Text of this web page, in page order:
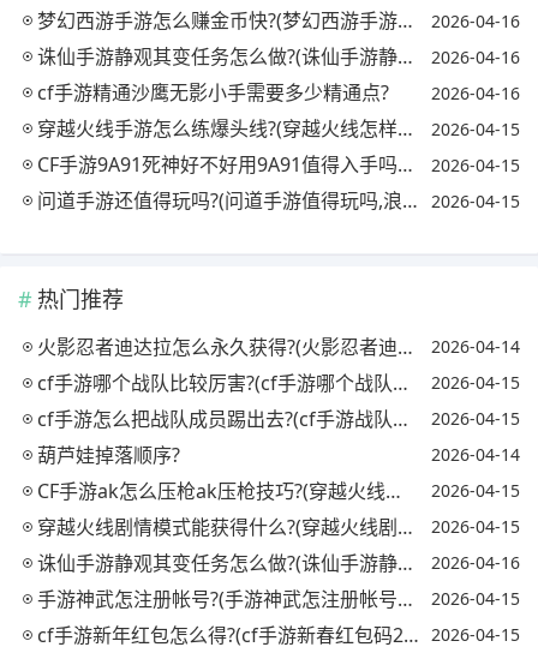
梦幻西游手游怎么赚金币快?(梦幻西游手游如何赚金币快点?) 2026-04-16
诛仙手游静观其变任务怎么做?(诛仙手游静观其变怎么完成) 2026-04-16
cf手游精通沙鹰无影小手需要多少精通点? 2026-04-16
穿越火线手游怎么练爆头线?(穿越火线怎样练爆头技巧) 2026-04-15
CF手游9A91死神好不好用9A91值得入手吗?(穿越火线9a91死神多少钱) 2026-04-15
问道手游还值得玩吗?(问道手游值得玩吗,浪费时间吗) 2026-04-15
热门推荐
火影忍者迪达拉怎么永久获得?(火影忍者迪达拉怎么获取) 2026-04-14
cf手游哪个战队比较厉害?(cf手游哪个战队最强) 2026-04-15
cf手游怎么把战队成员踢出去?(cf手游战队怎么踢人) 2026-04-15
葫芦娃掉落顺序? 2026-04-14
CF手游ak怎么压枪ak压枪技巧?(穿越火线手游ak怎么压枪轻松秒掉敌人) 2026-04-15
穿越火线剧情模式能获得什么?(穿越火线剧情模式怎么过) 2026-04-15
诛仙手游静观其变任务怎么做?(诛仙手游静观其变怎么完成) 2026-04-16
手游神武怎注册帐号?(手游神武怎注册帐号和密码) 2026-04-15
cf手游新年红包怎么得?(cf手游新春红包码2021) 2026-04-15